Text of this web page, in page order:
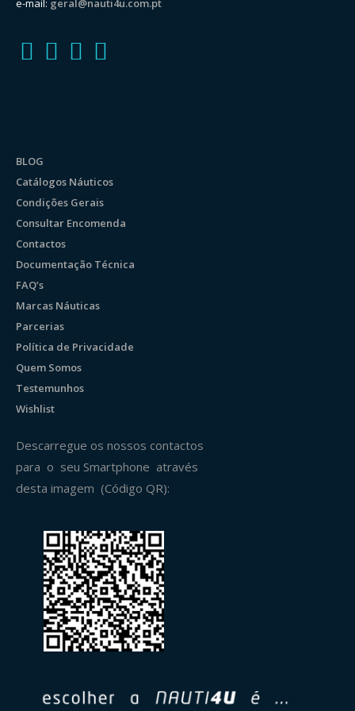
e-mail: geral@nauti4u.com.pt
BLOG
Catálogos Náuticos
Condições Gerais
Consultar Encomenda
Contactos
Documentação Técnica
FAQ’s
Marcas Náuticas
Parcerias
Política de Privacidade
Quem Somos
Testemunhos
Wishlist
Descarregue os nossos contactos
para o seu Smartphone através
desta imagem (Código QR):